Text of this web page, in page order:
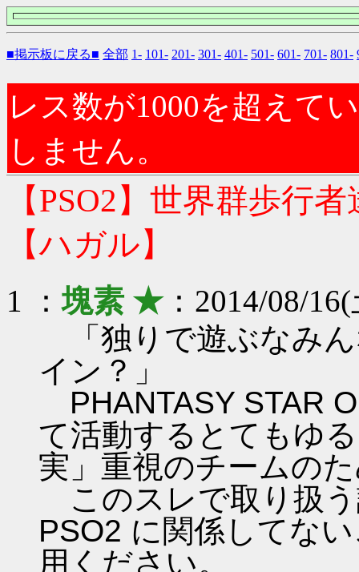
■掲示板に戻る■ 全部 1- 101- 201- 301- 401- 501- 601- 701- 801-
レス数が1000を超えて
しません。
【PSO2】世界群歩行
【ハガル】
1 ：塊素 ★：2014/08/
「独りで遊ぶなみ
イン？」
PHANTASY STAR
て活動するとてもゆ
実」重視のチームの
このスレで取り扱
PSO2 に関係してな
用ください。